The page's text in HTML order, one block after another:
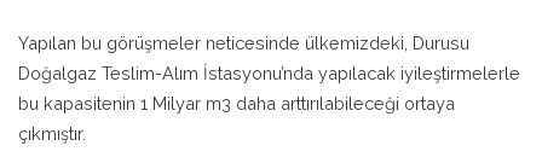
Yapılan bu görüşmeler neticesinde ülkemizdeki, Durusu
Doğalgaz Teslim-Alım İstasyonu’nda yapılacak iyileştirmelerle
bu kapasitenin 1 Milyar m3 daha arttırılabileceği ortaya
çıkmıştır.